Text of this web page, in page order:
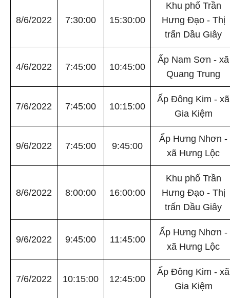
8/6/2022 7:30:00 15:30:00
Khu phố Trần
Hưng Đạo - Thị
trấn Dầu Giây
4/6/2022 7:45:00 10:45:00
Ấp Nam Sơn - xã
Quang Trung
7/6/2022 7:45:00 10:15:00
Ấp Đông Kim - xã
Gia Kiệm
9/6/2022 7:45:00 9:45:00
Ấp Hưng Nhơn -
xã Hưng Lộc
8/6/2022 8:00:00 16:00:00
Khu phố Trần
Hưng Đạo - Thị
trấn Dầu Giây
9/6/2022 9:45:00 11:45:00
Ấp Hưng Nhơn -
xã Hưng Lộc
7/6/2022 10:15:00 12:45:00
Ấp Đông Kim - xã
Gia Kiệm